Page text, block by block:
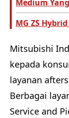
Medium
MG ZS
Mitsubishi
kepada
layanan
Berbagai
Service and